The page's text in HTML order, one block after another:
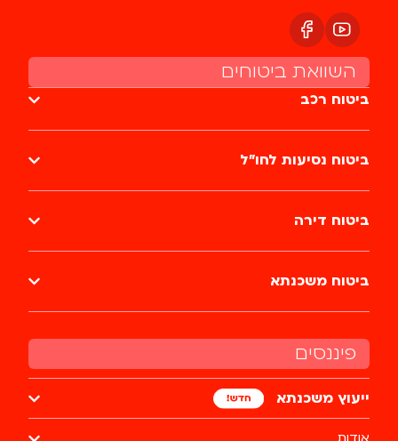
פיננסים
ייעוץ משכנתא
השוואת ביטוחים
ביטוח רכב
ביטוח נסיעות לחו״ל
ביטוח דירה
ביטוח משכנתא